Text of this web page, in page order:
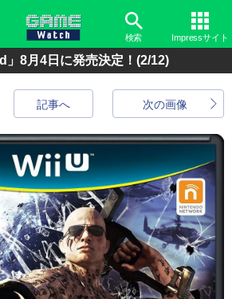
検索 Impressサイト
8月4日に発売決定！ (2/12)
次の画像
記事へ